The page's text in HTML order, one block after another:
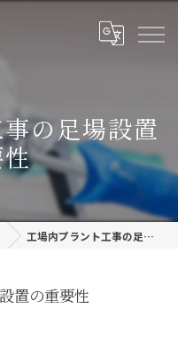
の足場設置
工場内プラント工事の足場設置の重要性
置の重要性